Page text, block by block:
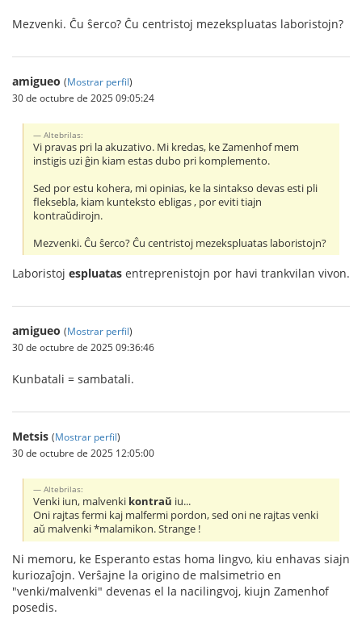
Mezvenki. Ĉu ŝerco? Ĉu centristoj mezekspluatas laboristojn?
amigueo (Mostrar perfil)
30 de octubre de 2025 09:05:24
Altebrilas:
Vi pravas pri la akuzativo. Mi kredas, ke Zamenhof mem
instigis uzi ĝin kiam estas dubo pri komplemento.
Sed por estu kohera, mi opinias, ke la sintakso devas esti pli
fleksebla, kiam kunteksto ebligas , por eviti tiajn
kontraŭdirojn.
Mezvenki. Ĉu ŝerco? Ĉu centristoj mezekspluatas laboristojn?
Laboristoj espluatas entreprenistojn por havi trankvilan vivon.
amigueo (Mostrar perfil)
30 de octubre de 2025 09:36:46
Kunbatali = sambatali.
Metsis (Mostrar perfil)
30 de octubre de 2025 12:05:00
Altebrilas:
Venki iun, malvenki kontraŭ iu...
Oni rajtas fermi kaj malfermi pordon, sed oni ne rajtas venki
aŭ malvenki *malamikon. Strange !
Ni memoru, ke Esperanto estas homa lingvo, kiu enhavas siajn
kuriozaĵojn. Verŝajne la origino de malsimetrio en
"venki/malvenki" devenas el la nacilingvoj, kiujn Zamenhof
posedis.